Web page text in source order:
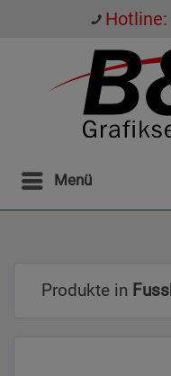
Hotline:
Menü
Produkte in